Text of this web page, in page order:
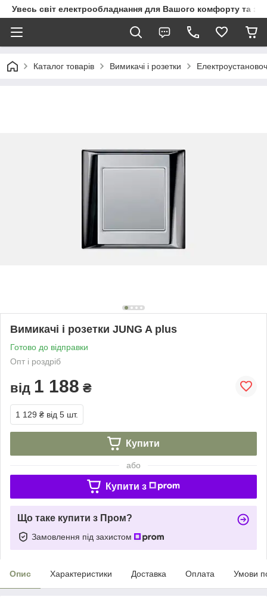
Увесь світ електрообладнання для Вашого комфорту та
Каталог товарів Вимикачі і розетки
Вимикачі і розетки JUNG A plus
Готово до відправки
Опт і роздріб
від 1 188 ₴
1 129 ₴ від 5 шт.
Купити
або
Купити з
Що таке купити з Пром?
Замовлення під захистом
Опис Характеристики Доставка Оплата Умови